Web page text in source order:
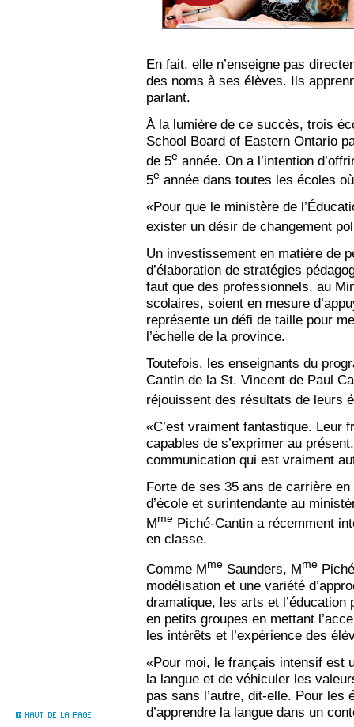
En fait, elle n’enseigne pas
des noms à ses élèves. Ils
parlant.
À la lumière de ce succès, trois
School Board of Eastern Ontario
de 5e année. On a l’intention
5e année dans toutes les écoles
«Pour que le ministère de
exister un désir de changement
Un investissement en matière de
d’élaboration de stratégies
faut que des professionnels, au
scolaires, soient en mesure
représente un défi de taille pour
l’échelle de la province.
Toutefois, les enseignants du
Cantin de la St. Vincent de Paul
réjouissent des résultats de leurs
«C’est vraiment fantastique. Leur
capables de s’exprimer au
communication qui est vraiment
Forte de ses 35 ans de carrière
d’école et surintendante au
Mme Piché-Cantin a récemment
en classe.
Comme Mme Saunders, Mme
modélisation et une variété
dramatique, les arts et
en petits groupes en mettant
les intérêts et l’expérience des
«Pour moi, le français intensif est
la langue et de véhiculer les
pas sans l’autre, dit-elle. Pour les
d’apprendre la langue dans un